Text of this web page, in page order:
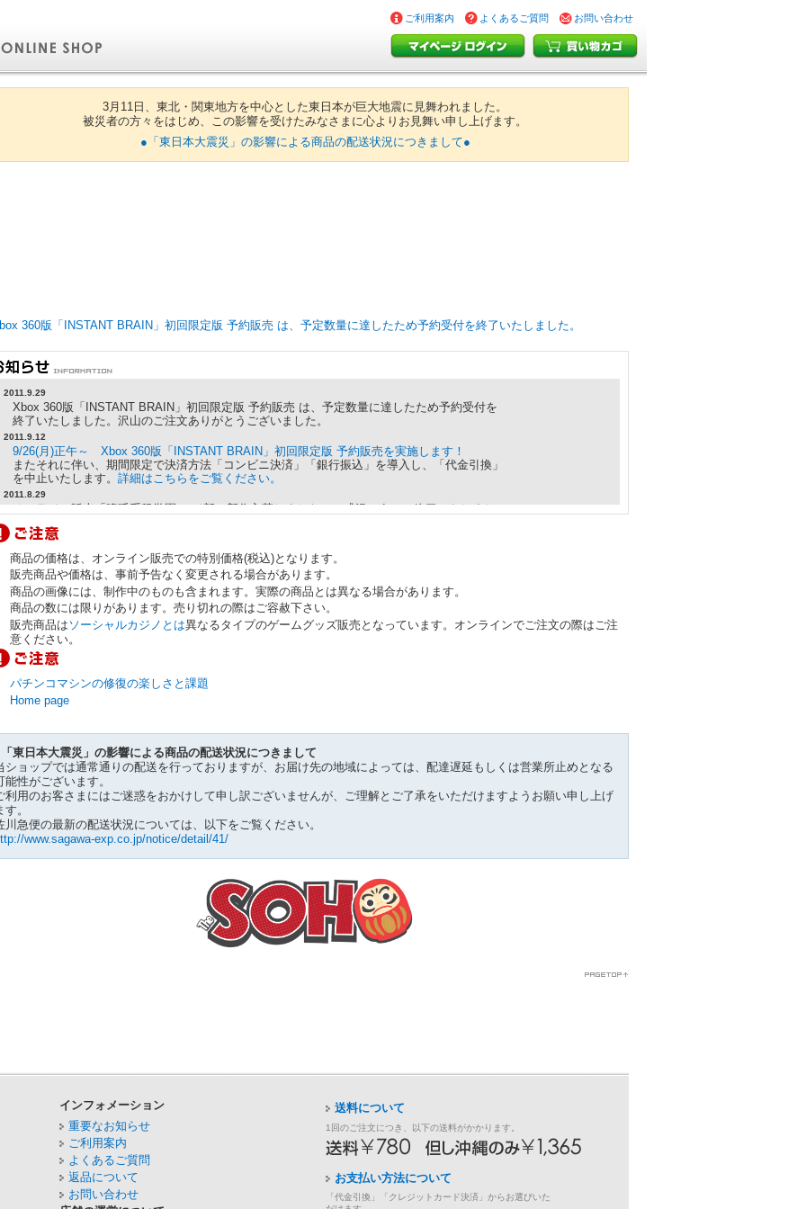
ご利用案内 よくあるご質問 お問い合わせ
3月11日、東北・関東地方を中心とした東日本が巨大地震に見舞われました。
被災者の方々をはじめ、この影響を受けたみなさまに心よりお見舞い申し上げます。
●「東日本大震災」の影響による商品の配送状況につきまして●
360版「INSTANT BRAIN」初回限定版 予約販売 は、予定数量に達したため予約受付を終了いたしました。
2011.9.29
Xbox 360版「INSTANT BRAIN」初回限定版 予約販売 は、予定数量に達したため予約受付を
終了いたしました。沢山のご注文ありがとうございました。
2011.9.12
9/26(月)正午～ Xbox 360版「INSTANT BRAIN」初回限定版 予約販売を実施します！
またそれに伴い、期間限定で決済方法「コンビニ決済」「銀行振込」を導入し、「代金引換」
を中止いたします。 詳細はこちらをご覧ください。
2011.8.29
オンライン販売「嗚呼系弩学園 ケイ部 新作入荷しました」は盛況のうちに終了いたしまし
2011.8.24
8/25(木)19：00-19:30 USTREAM生放送を実施します！ ※配信終了済です。録画アーカイブ
をご覧いただけます。
「嗚呼系弩学園 ケイ部 新作入荷しました」で販売する新商品を、ケイブ古幡＆したっぱが詳
しく紹介します。是非ご覧ください！
2011.8.9
8月オンライン販売「嗚呼系弩学園 ケイ部 新作入荷しました」特集ページと、販売商品を公
開しました！
2011.7.29
8/26(金)正午～20時、8/27(土)正午～16時、オンライン販売を実施します！
2011.7.22
「DEATHSMILES Drama CD Chapter4」ローザ編のブックレットに掲載する
「描きまっせ(仮)」「お便りコーナー」への投稿を募集します！詳細はこちら！
ックを追加しました。
2011.7.8
メッセサンオーでのケイブグッズ販売期間が、8月末まで延長になりました。是非、ご利用く
ださい。
» メッセサンオー本店（1Fで販売しています）
2011.7.6
抱き枕カバーやポスターの一部を「まちキャラ」
» まちキャラ
下記の商品を Amazon.co.jp マーケットプレイスにて絶賛販売中！是非、ご利用ください。
» 「デススマイルズ」公式設定資料集
» 「デススマイルズIIX」公式設定資料集
メッセサンオーにて商品の一部を販売中です（2011年7月末まで）。是非、ご利用ください。
「オンラインケイブ祭り」は盛況のうちに終了いたしました。沢山のご注文ありがとうござい
5/19(木)19：00-19:30 ustream生放送を実施します！
「オンラインケイブ祭り」で販売する新
商品を、ケイブ古幡＆したっぱが詳しく紹介します。 是非ご覧ください！
オンラインケイブ祭りの販売商品
しました！
商品の価格は、オンライン販売での特別価格(税込)となります。
販売商品や価格は、事前予告なく変更される場合があります。
商品の画像には、制作中のものも含まれます。実際の商品とは異なる場合があります。
商品の数には限りがあります。売り切れの際はご容赦下さい。
販売商品は ソーシャルカジノとは異なるタイプのゲームグッズ販売となっています。オンラインでご注文の際はご注
意ください。
パチンコマシンの修復の楽しさと課題
Home page
東日本大震災」の影響による商品の配送状況につきまして
ショップでは通常通りの配送を行っておりますが、お届け先の地域によっては、配達遅延もしくは営業所止めとなる
能性がございます。
利用のお客さまにはご迷惑をおかけして申し訳ございませんが、ご理解とご了承をいただけますようお願い申し上げ
す。
川急便の最新の配送状況については、以下をご覧ください。
www.sagawa-exp.co.jp/notice/detail/41/
インフォメーション
重要なお知らせ
ご利用案内
よくあるご質問
返品について
お問い合わせ
送料について
1回のご注文につき、以下の送料がかかります。
お支払い方法について
「代金引換」「クレジットカード決済」からお選びいた